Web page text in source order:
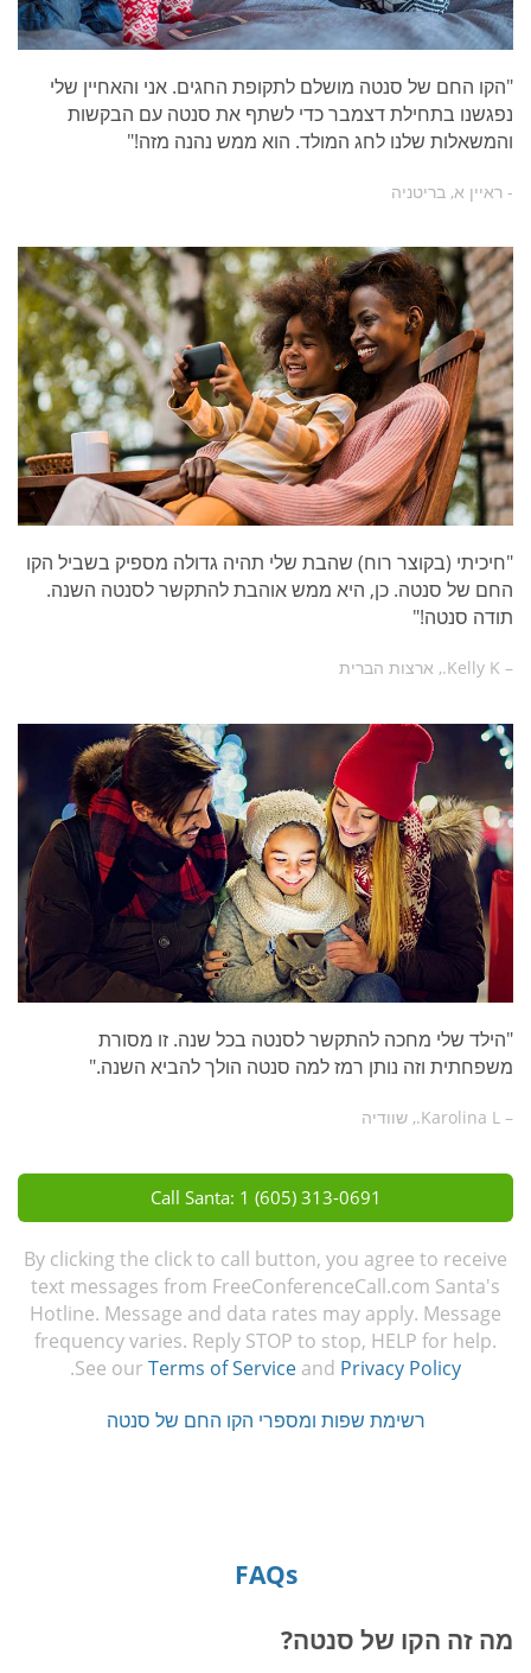
"הקו החם של סנטה מושלם לתקופת החגים. אני והאחיין שלי
נפגשנו בתחילת דצמבר כדי לשתף את סנטה עם הבקשות
והמשאלות שלנו לחג המולד. הוא ממש נהנה מזה!"
- ראיין א, בריטניה
"חיכיתי (בקוצר רוח) שהבת שלי תהיה גדולה מספיק בשביל הקו
החם של סנטה. כן, היא ממש אוהבת להתקשר לסנטה השנה.
תודה סנטה!"
– Kelly K., ארצות הברית
"הילד שלי מחכה להתקשר לסנטה בכל שנה. זו מסורת
משפחתית וזה נותן רמז למה סנטה הולך להביא השנה."
– Karolina L., שוודיה
Call Santa: 1 (605) 313-0691
By clicking the click to call button, you agree to receive
text messages from FreeConferenceCall.com Santa's
Hotline. Message and data rates may apply. Message
frequency varies. Reply STOP to stop, HELP for help.
See our Terms of Service and Privacy Policy
.
רשימת שפות ומספרי הקו החם של סנטה
FAQs
מה זה הקו של סנטה?